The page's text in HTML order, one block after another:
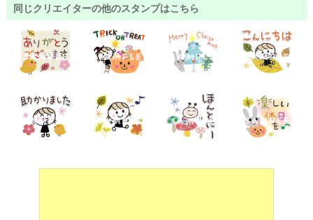
同じクリエイターの他のスタンプはこちら